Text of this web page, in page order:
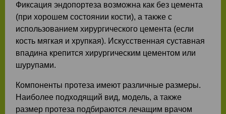
Фиксация эндопортеза возможна как без цемента
(при хорошем состоянии кости), а также с
использованием хирургического цемента (если
кость мягкая и хрупкая). Искусственная суставная
впадина крепится хирургическим цементом или
шурупами.
Компоненты протеза имеют различные размеры.
Наиболее подходящий вид, модель, а также
размер протеза подбираются лечащим врачом